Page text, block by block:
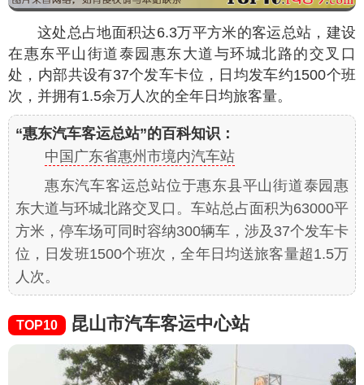
这处总占地面积达6.3万平方米的客运总站，建设
在惠东平山街道泰园惠东大道与环城北路的交叉口
处，内部共设有37个发车卡位，日均发车约1500个班
次，并拥有1.5余万人次的全年日均旅客量。
“惠东汽车客运总站”的百科知识：
中国广东省惠州市境内汽车站
惠东汽车客运总站位于惠东县平山街道泰园惠
东大道与环城北路交叉口。车站总占面积为63000平
方米，停车场可同时容纳300辆车，涉及37个发车卡
位，日发班1500个班次，全年日均送旅客量超1.5万
人次。
TOP10 昆山市汽车客运中心站